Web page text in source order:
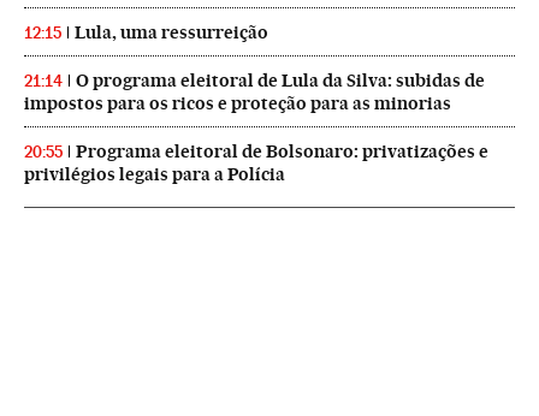
12:15 Lula, uma ressurreição
21:14
O programa eleitoral de Lula da Silva: subidas de
impostos para os ricos e proteção para as minorias
20:55
Programa eleitoral de Bolsonaro: privatizações e
privilégios legais para a Polícia